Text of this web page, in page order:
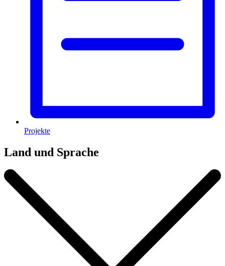
Projekte
Land und Sprache